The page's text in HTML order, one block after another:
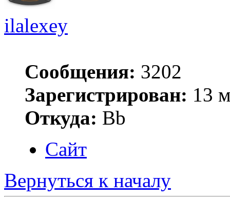
ilalexey
Сообщения: 3202
Зарегистрирован: 13
Откуда: Bb
Сайт
Вернуться к началу